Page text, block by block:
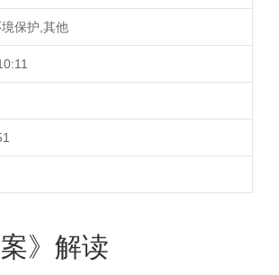
保护,其他
》解读